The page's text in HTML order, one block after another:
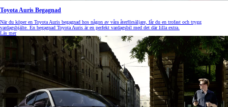
Toyota Auris Begagnad
När du köper en Toyota Auris begagnad hos någon av våra återförsäljare, får du en trofast och trygg
vardagshjälte. En begagnad Toyota Auris är en perfekt vardagsbil med det där lilla extra.
Läs mer